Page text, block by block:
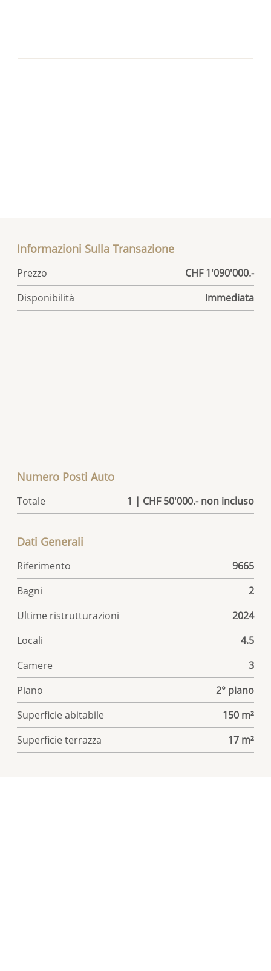
Informazioni Sulla Transazione
Prezzo
CHF 1'090'000.-
Disponibilità
Immediata
Numero Posti Auto
Totale 1 | CHF 50'000.- non incluso
Dati Generali
Riferimento
9665
Bagni
2
Ultime ristrutturazioni
2024
Locali
4.5
Camere
3
Piano
2° piano
Superficie abitabile
150 m²
Superficie terrazza
17 m²